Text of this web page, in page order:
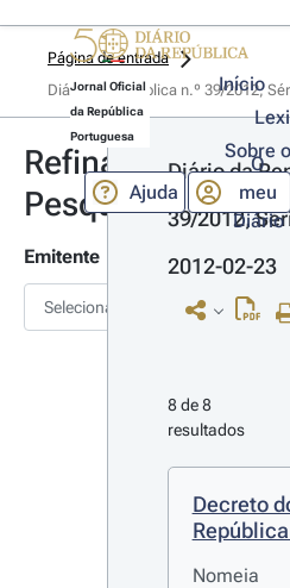
Jornal Oficial
da República
Portuguesa
Início
Sobre
Ajuda
O
meu
Diário
Página de entrada
Diário da República n.º 39/2012,
Refinar
Pesquisa
Emitente
Selecionar
Diário da
39/2012,
2012-02-23
8 de 8
resultados
Decreto
Nomeia